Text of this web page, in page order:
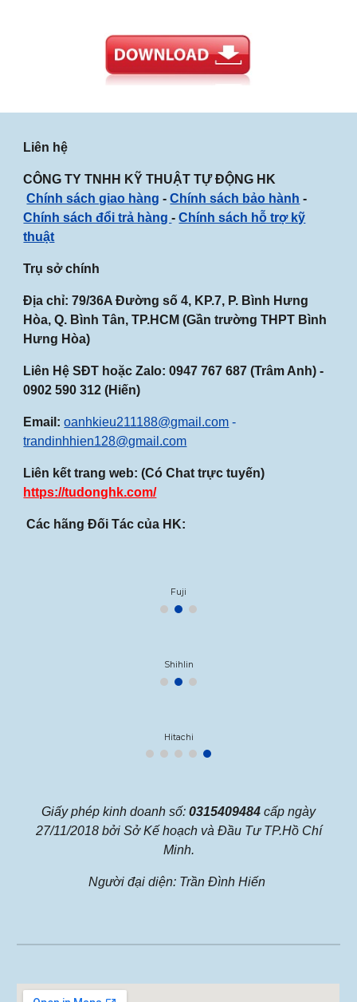
Liên hệ
CÔNG TY TNHH KỸ THUẬT TỰ ĐỘNG HK
Chính sách giao hàng - Chính sách bảo hành -
Chính sách đổi trả hàng- Chính sách hỗ trợ kỹ
thuật
Trụ sở chính
Địa chỉ: 79/36A Đường số 4, KP.7, P. Bình Hưng
Hòa, Q. Bình Tân, TP.HCM (Gần trường THPT Bình
Hưng Hòa)
Liên Hệ SĐT hoặc Zalo:0947 767 687 (Trâm Anh) -
0902 590 312 (Hiến)
Email: oanhkieu211188@gmail.com -
trandinhhien128@gmail.com
Liên kết trang web: (Có Chat trực tuyến)
https://tudonghk.com/
Các hãng Đối Tác của HK:
Fuji
Shihlin
Hitachi
Giấy phép kinh doanh số: 0315409484 cấp ngày
27/11/2018 bởi Sở Kế hoạch và Đầu Tư TP.Hồ Chí
Minh.
Người đại diện: Trần Đình Hiến